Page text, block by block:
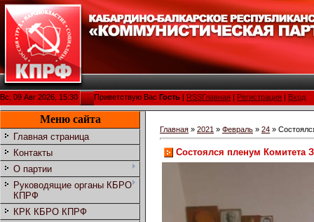
Вс, 09 Авг 2026, 15:30 Приветствую Вас Гость RSSГлавная Регистрация Вход
Меню сайта
Главная страница
Контакты
О партии
Руководящие органы КБРО
КПРФ
КРК КБРО КПРФ
Главная » 2021 » Февраль » 24 »
Состоялся пленум Комитета